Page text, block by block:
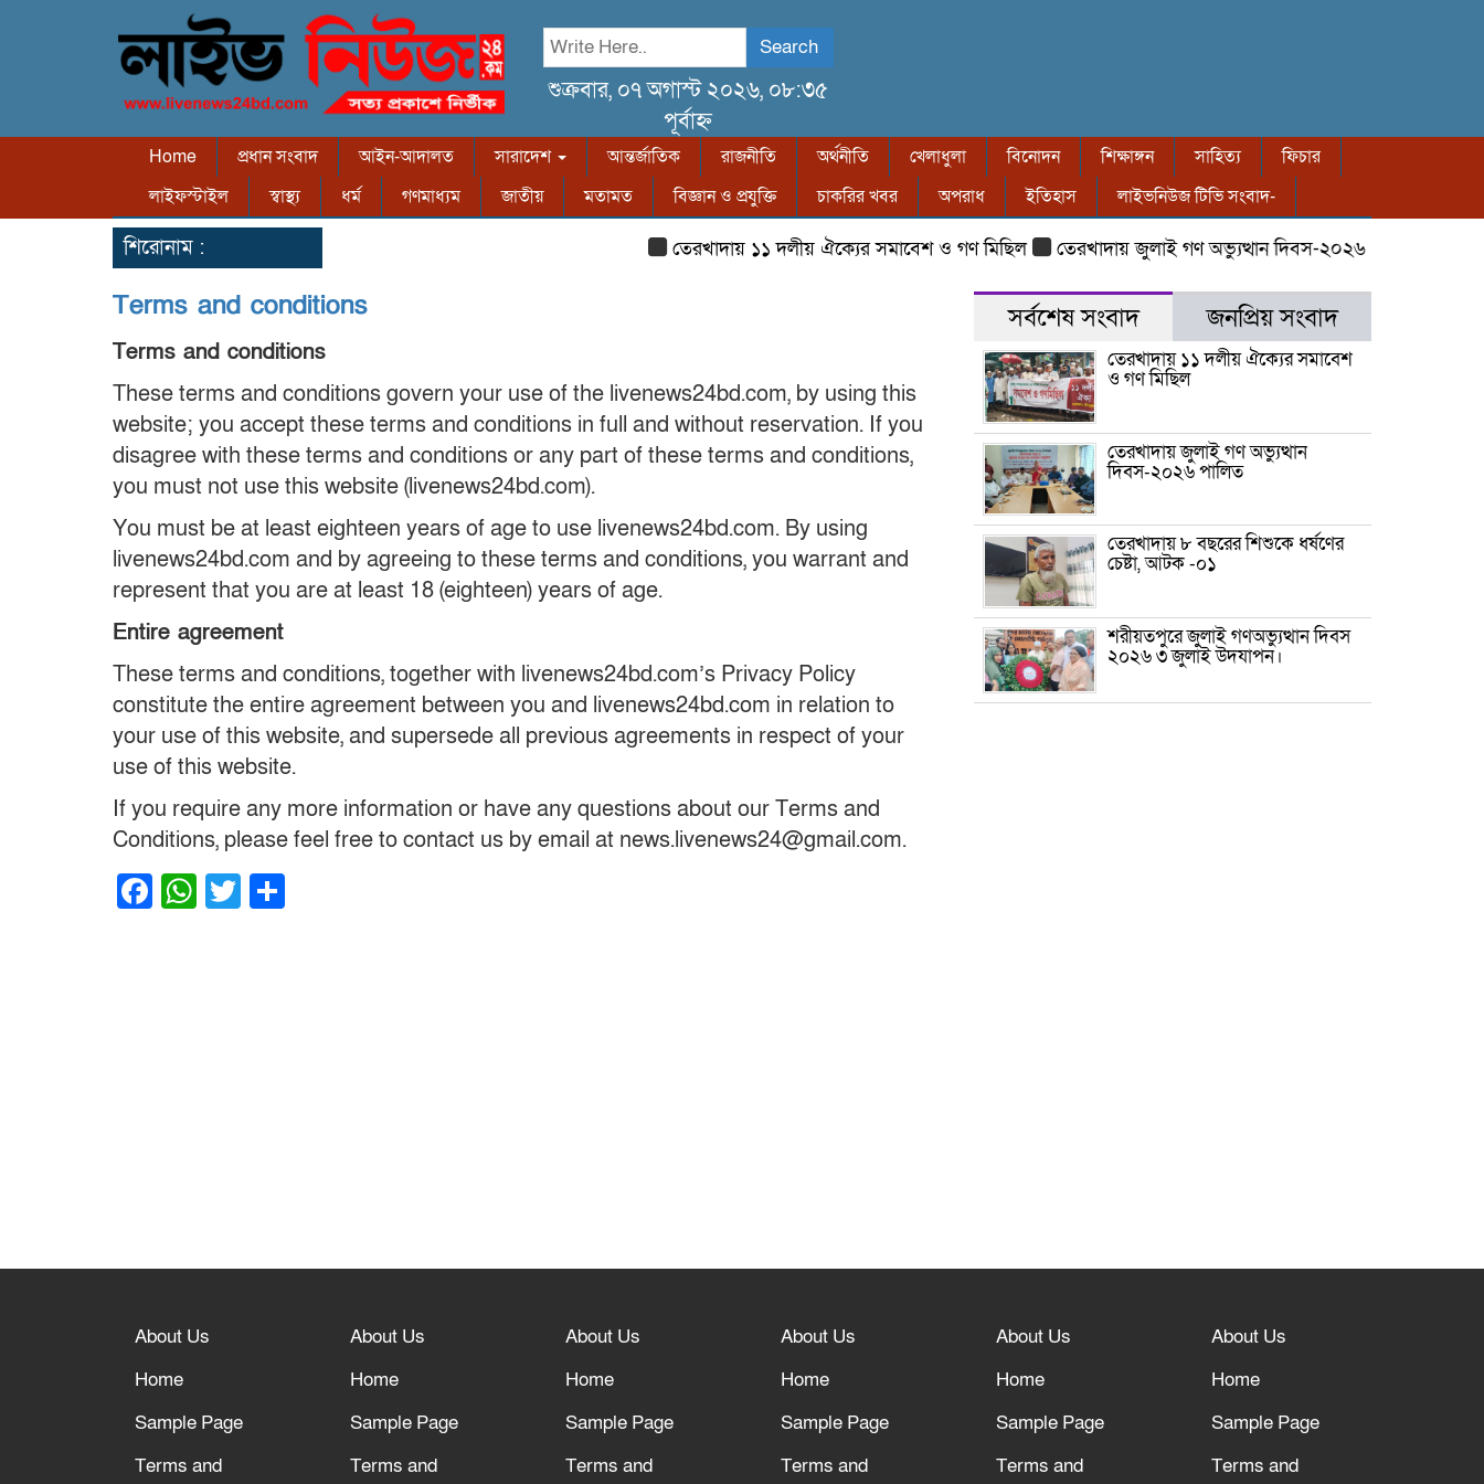
Search
শুক্রবার, ০৭ অগাস্ট ২০২৬, ০৮:৩৫
পূর্বাহ্ন
Home প্রধান সংবাদ আইন-আদালত সারাদেশ আন্তর্জাতিক রাজনীতি অর্থনীতি খেলাধুলা বিনোদন শিক্ষাঙ্গন সাহিত্য
ফিচার
লাইফস্টাইল
স্বাস্থ্য ধর্ম গণমাধ্যম জাতীয় মতামত বিজ্ঞান ও প্রযুক্তি চাকরির খবর অপরাধ ইতিহাস লাইভনিউজ টিভি সংবাদ-
শিরোনাম : তেরখাদায় ১১ দলীয় ঐক্যের সমাবেশ ও গণ মিছিল তেরখাদায় জুলাই গণ অভ্যুত্থান দিবস-২০২৬ পালিত
Terms and conditions
Terms and conditions
These terms and conditions govern your use of the livenews24bd.com, by using this
website; you accept these terms and conditions in full and without reservation. If you
disagree with these terms and conditions or any part of these terms and conditions,
you must not use this website (livenews24bd.com).
You must be at least eighteen years of age to use livenews24bd.com. By using
livenews24bd.com and by agreeing to these terms and conditions, you warrant and
represent that you are at least 18 (eighteen) years of age.
Entire agreement
These terms and conditions, together with livenews24bd.com’s Privacy Policy
constitute the entire agreement between you and livenews24bd.com in relation to
your use of this website, and supersede all previous agreements in respect of your
use of this website.
If you require any more information or have any questions about our Terms and
Conditions, please feel free to contact us by email at news.livenews24@gmail.com.
Facebook
WhatsApp
Twitter
সর্বশেষ সংবাদ জনপ্রিয় সংবাদ
তেরখাদায় ১১ দলীয় ঐক্যের সমাবেশ
ও গণ মিছিল
তেরখাদায় জুলাই গণ অভ্যুত্থান
দিবস-২০২৬ পালিত
তেরখাদায় ৮ বছরের শিশুকে ধর্ষণের
চেষ্টা, আটক -০১
শরীয়তপুরে জুলাই গণঅভ্যুত্থান দিবস
২০২৬ ৩ জুলাই উদযাপন।
About Us
Home
Sample Page
Terms and
About Us
Home
Sample Page
Terms and
About Us
Home
Sample Page
Terms and
About Us
Home
Sample Page
Terms and
About Us
Home
Sample Page
Terms and
About Us
Home
Sample Page
Terms and